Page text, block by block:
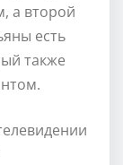
а второй
есть
также